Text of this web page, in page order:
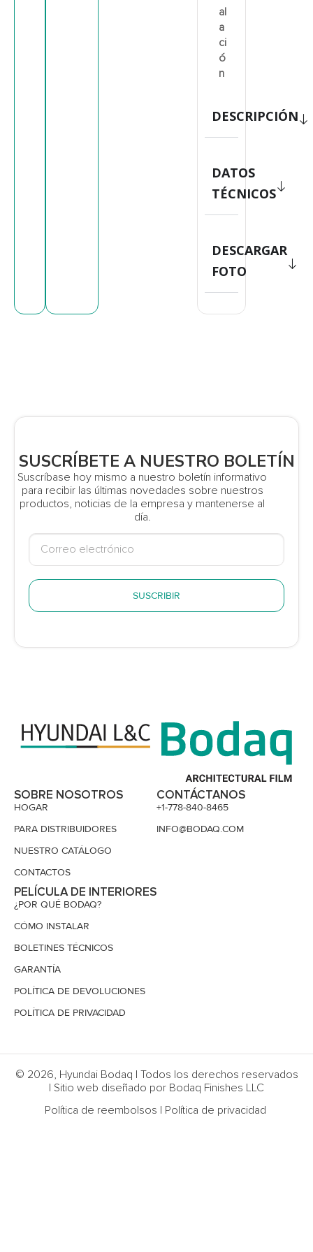
al
a
ci
ó
n
DESCRIPCIÓN
DATOS
TÉCNICOS
DESCARGAR
FOTO
SUSCRÍBETE A NUESTRO BOLETÍN
Suscríbase hoy mismo a nuestro boletín informativo
para recibir las últimas novedades sobre nuestros
productos, noticias de la empresa y mantenerse al
día.
SUSCRIBIR
SOBRE NOSOTROS
HOGAR
PARA DISTRIBUIDORES
NUESTRO CATÁLOGO
CONTACTOS
PELÍCULA DE INTERIORES
¿POR QUÉ BODAQ?
CÓMO INSTALAR
BOLETINES TÉCNICOS
GARANTÍA
POLÍTICA DE DEVOLUCIONES
POLÍTICA DE PRIVACIDAD
CONTÁCTANOS
+1-778-840-8465
INFO@BODAQ.COM
© 2026, Hyundai Bodaq | Todos los derechos reservados
| Sitio web diseñado por Bodaq Finishes LLC
Política de reembolsos | Política de privacidad